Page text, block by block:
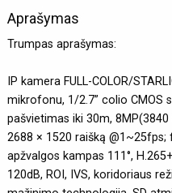
Aprašymas
Trumpas aprašymas:
IP kamera FULL-COLOR/
mikrofonu, 1/2.7” colio CMOS
pašvietimas iki 30m,
2688 × 1520 raišką @1~25fps;
apžvalgos kampas 111°,
120dB, ROI, IVS, koridoriaus